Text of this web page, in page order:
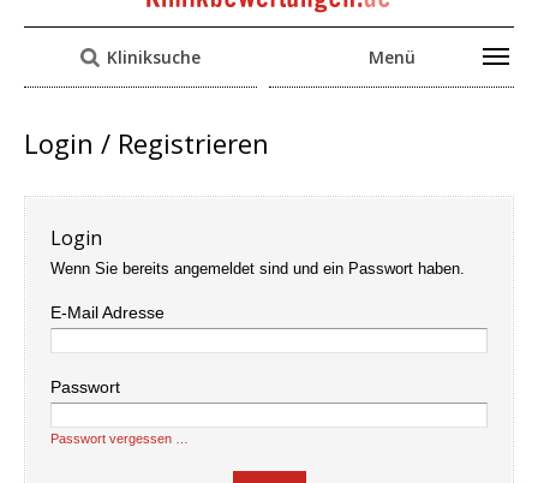
Kliniksuche Menü
Login / Registrieren
Login
Wenn Sie bereits angemeldet sind und ein Passwort haben.
E-Mail Adresse
Passwort
Passwort vergessen …